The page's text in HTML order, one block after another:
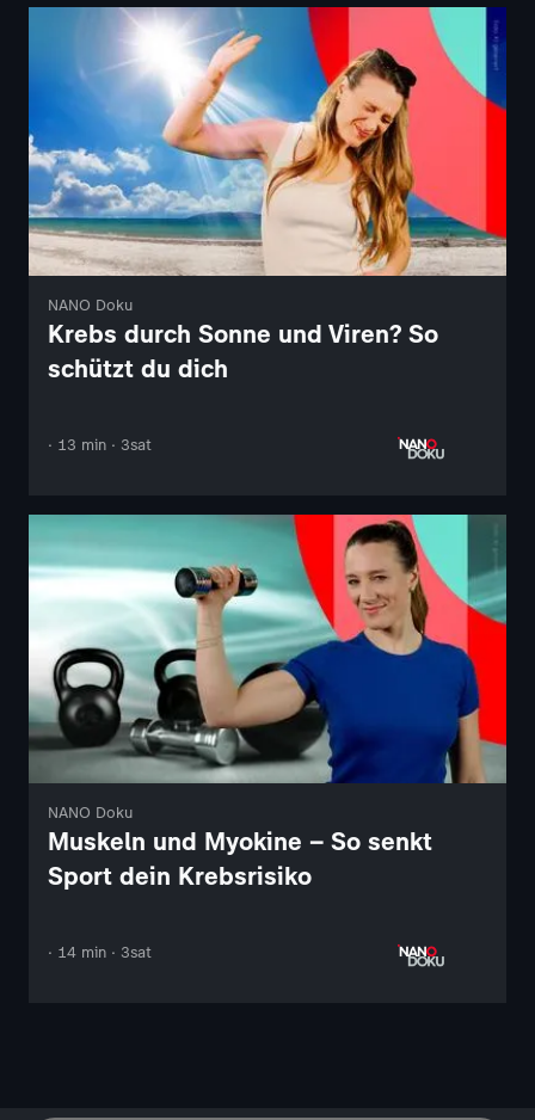
NANO Doku
Krebs durch Sonne und Viren? So
schützt du dich
· 13 min · 3sat
NANO Doku
Muskeln und Myokine – So senkt
Sport dein Krebsrisiko
· 14 min · 3sat